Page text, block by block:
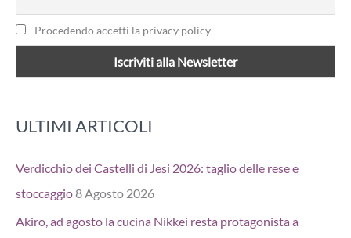
Procedendo accetti la privacy policy
ULTIMI ARTICOLI
Verdicchio dei Castelli di Jesi 2026: taglio delle rese e
stoccaggio8 Agosto 2026
Akiro, ad agosto la cucina Nikkei resta protagonista a